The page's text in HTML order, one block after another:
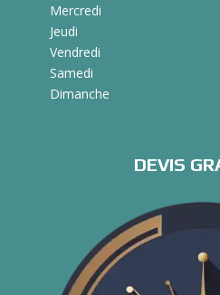
Mercredi
Jeudi
Vendredi
Samedi
Dimanche
DEVIS